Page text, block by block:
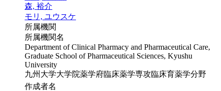
森, 裕介
モリ, ユウスケ
所属機関
所属機関名
Department of Clinical Pharmacy and Pharmaceutical Care,
Graduate School of Pharmaceutical Sciences, Kyushu
University
九州大学大学院薬学府臨床薬学専攻臨床育薬学分野
作成者名